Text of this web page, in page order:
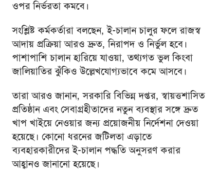
ওপর নির্ভরতা কমবে।
সংশ্লিষ্ট কর্মকর্তারা বলছেন, ই-চালান চালুর ফলে রাজস্ব
আদায় প্রক্রিয়া আরও দ্রুত, নিরাপদ ও নির্ভুল হবে।
পাশাপাশি চালান হারিয়ে যাওয়া, তথ্যগত ভুল কিংবা
জালিয়াতির ঝুঁকিও উল্লেখযোগ্যভাবে কমে আসবে।
তারা আরও জানান, সরকারি বিভিন্ন দপ্তর, স্বায়ত্তশাসিত
প্রতিষ্ঠান এবং সেবাগ্রহীতাদের নতুন ব্যবস্থার সঙ্গে দ্রুত
খাপ খাইয়ে নেওয়ার জন্য প্রয়োজনীয় নির্দেশনা দেওয়া
হয়েছে। কোনো ধরনের জটিলতা এড়াতে
ব্যবহারকারীদের ই-চালান পদ্ধতি অনুসরণ করার
আহ্বানও জানানো হয়েছে।